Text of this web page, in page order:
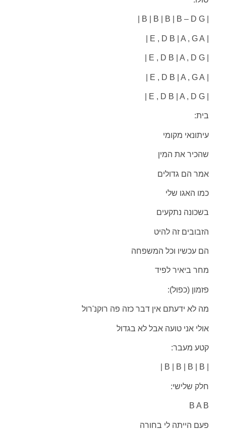
בית:
עיתונאי מקומי
שהכיר את המין
אמר הם גדולים
כמו האגו שלי
בשכונה נתקעים
הזבובים זה להיט
הם עכשיו וכל המשפחה
מחר ביאיר לפיד
פזמון (כפול):
מה לא ידעתם אין דבר כזה פה רוקנ'רול
אולי אני טועה אבל לא בגדול
קטע מעבר:
חלק שלישי:
B A B
פעם הייתה לי בחורה